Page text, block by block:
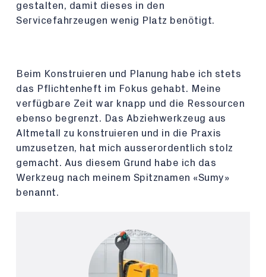
gestalten, damit dieses in den
Servicefahrzeugen wenig Platz benötigt.
Beim Konstruieren und Planung habe ich stets
das Pflichtenheft im Fokus gehabt. Meine
verfügbare Zeit war knapp und die Ressourcen
ebenso begrenzt. Das Abziehwerkzeug aus
Altmetall zu konstruieren und in die Praxis
umzusetzen, hat mich ausserordentlich stolz
gemacht. Aus diesem Grund habe ich das
Werkzeug nach meinem Spitznamen «Sumy»
benannt.